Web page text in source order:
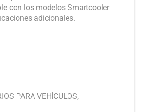
con los modelos Smartcooler
adicionales.
PARA VEHÍCULOS,